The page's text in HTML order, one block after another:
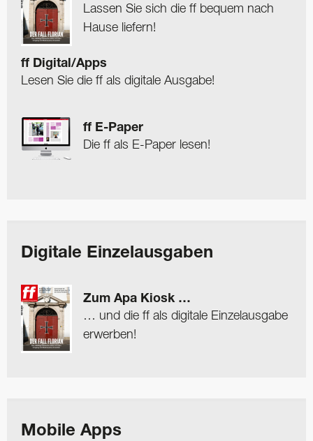
Lassen Sie sich die ff bequem nach
Hause liefern!
ff Digital/Apps
Lesen Sie die ff als digitale Ausgabe!
ff E-Paper
Die ff als E-Paper lesen!
Digitale Einzelausgaben
Zum Apa Kiosk …
… und die ff als digitale Einzelausgabe
erwerben!
Mobile Apps